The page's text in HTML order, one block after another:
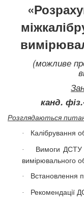
(можливе
канд.
Розглядаються
· Калібрування
·
Вимоги ДСТУ
вимірювального
· Встановлення
· Рекомендації